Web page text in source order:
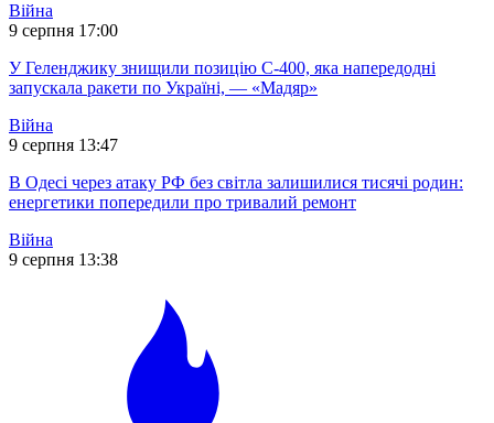
Війна
9 серпня 17:00
У Геленджику знищили позицію С-400, яка напередодні
запускала ракети по Україні, — «Мадяр»
Війна
9 серпня 13:47
В Одесі через атаку РФ без світла залишилися тисячі родин:
енергетики попередили про тривалий ремонт
Війна
9 серпня 13:38